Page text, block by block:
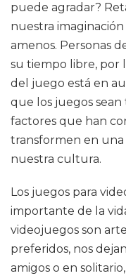
puede agradar?
nuestra
amenos. Personas
su tiempo libre, por
del juego está en
que los juegos
factores que han
transformen en
nuestra cultura.
Los juegos para
importante de la
videojuegos son
preferidos, nos
amigos o en